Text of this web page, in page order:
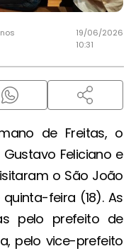
19/06/2026
10:31
de Freitas, o
Feliciano e
o São João
feira (18). As
pelo prefeito de
pelo vice-prefeito